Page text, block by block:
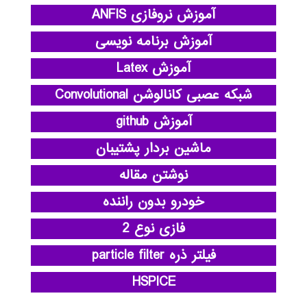
آموزش نروفازی ANFIS
آموزش برنامه نویسی
آموزش Latex
شبکه عصبی کانالوشن Convolutional
آموزش github
ماشین بردار پشتیبان
نوشتن مقاله
خودرو بدون راننده
فازی نوع 2
فیلتر ذره particle filter
HSPICE